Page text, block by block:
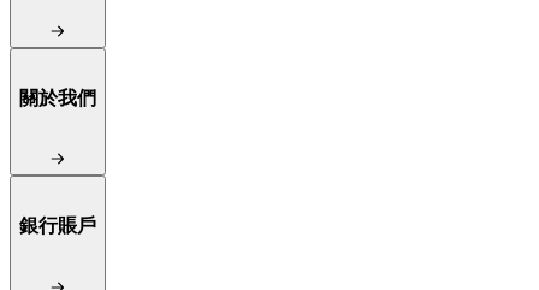
關於我們
銀行賬戶